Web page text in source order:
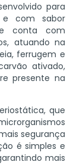
para
e com sabor
conta com
atuando na
ferrugem e
ativado,
presente na
que
segurança
é simples e
mais